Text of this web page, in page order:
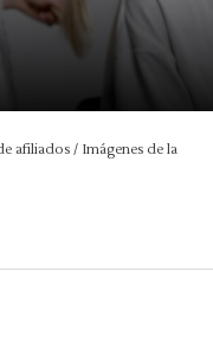
afiliados / Imágenes de la